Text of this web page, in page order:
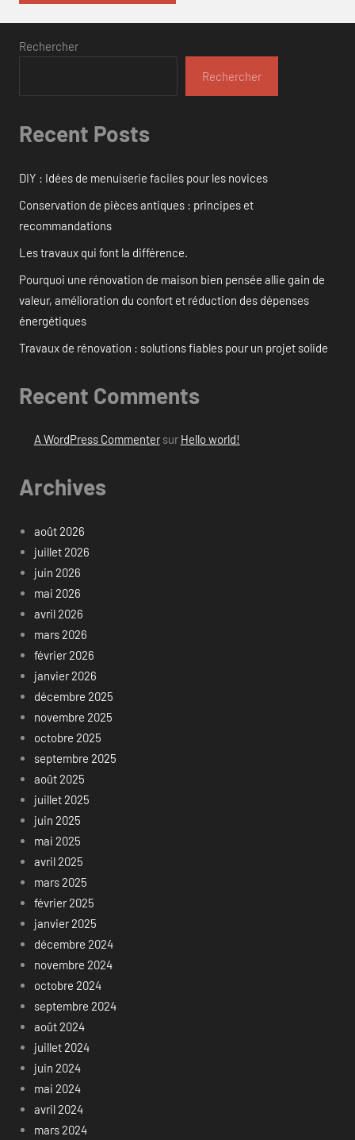
Rechercher
Rechercher
Recent Posts
DIY : Idées de menuiserie faciles pour les novices
Conservation de pièces antiques : principes et
recommandations
Les travaux qui font la différence.
Pourquoi une rénovation de maison bien pensée allie gain de
valeur, amélioration du confort et réduction des dépenses
énergétiques
Travaux de rénovation : solutions fiables pour un projet solide
Recent Comments
A WordPress Commentersur Hello world!
Archives
août 2026
juillet 2026
juin 2026
mai 2026
avril 2026
mars 2026
février 2026
janvier 2026
décembre 2025
novembre 2025
octobre 2025
septembre 2025
août 2025
juillet 2025
juin 2025
mai 2025
avril 2025
mars 2025
février 2025
janvier 2025
décembre 2024
novembre 2024
octobre 2024
septembre 2024
août 2024
juillet 2024
juin 2024
mai 2024
avril 2024
mars 2024